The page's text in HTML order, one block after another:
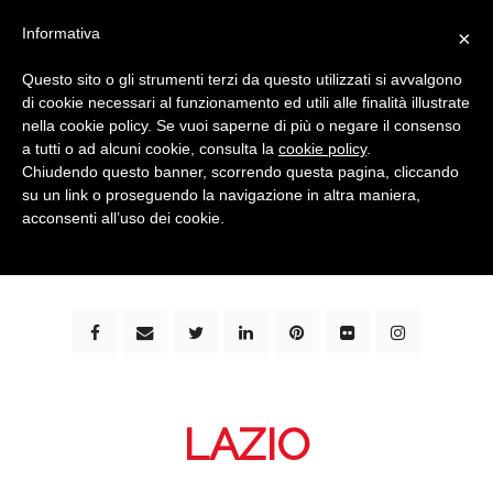
bimbi e viaggi - family travel blog: community #1 in
LAZIO
×
Informativa
Questo sito o gli strumenti terzi da questo utilizzati si avvalgono
di cookie necessari al funzionamento ed utili alle finalità illustrate
nella cookie policy. Se vuoi saperne di più o negare il consenso
a tutti o ad alcuni cookie, consulta la cookie policy.
Chiudendo questo banner, scorrendo questa pagina, cliccando
su un link o proseguendo la navigazione in altra maniera,
acconsenti all’uso dei cookie.